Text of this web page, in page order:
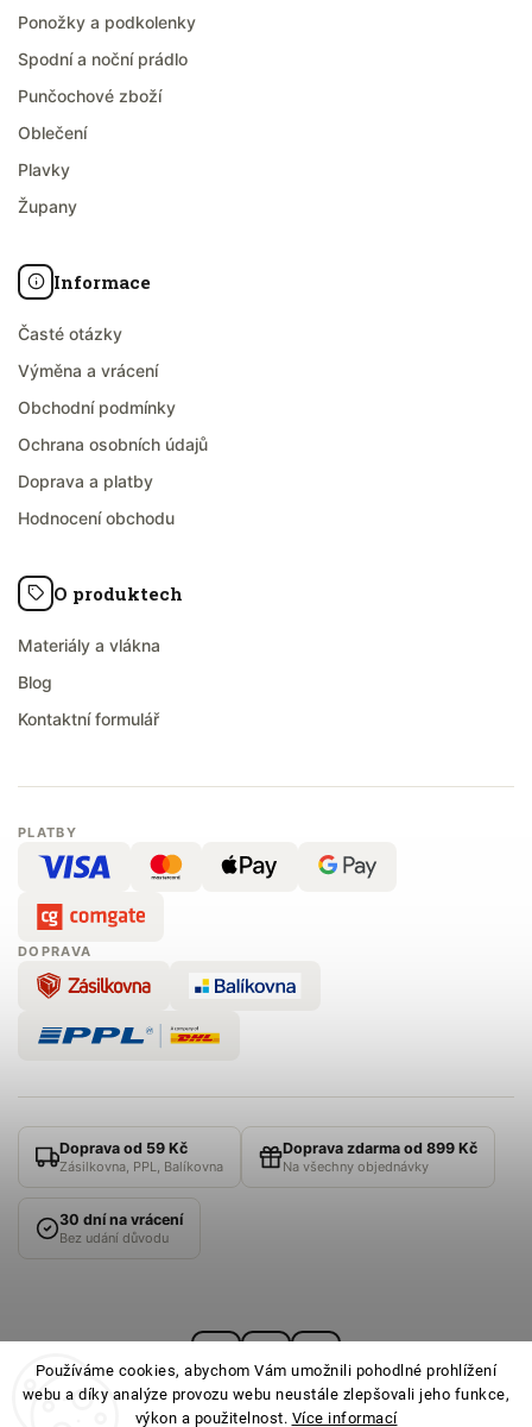
Používáme cookies, abychom Vám umožnili pohodlné prohlížení
webu a díky analýze provozu webu neustále zlepšovali jeho funkce,
výkon a použitelnost. Více informací
Ponožky a podkolenky
Spodní a noční prádlo
Punčochové zboží
Oblečení
Plavky
Župany
Informace
Časté otázky
Výměna a vrácení
Obchodní podmínky
Ochrana osobních údajů
Doprava a platby
Hodnocení obchodu
O produktech
Materiály a vlákna
Blog
Kontaktní formulář
PLATBY
DOPRAVA
Doprava od 59 Kč
Zásilkovna, PPL, Balíkovna
Doprava zdarma od 899 Kč
Na všechny objednávky
30 dní na vrácení
Bez udání důvodu